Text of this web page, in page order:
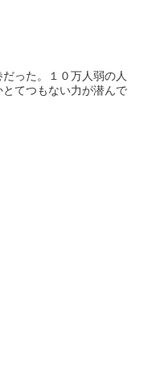
った。１０万人弱の人
てつもない力が潜んで